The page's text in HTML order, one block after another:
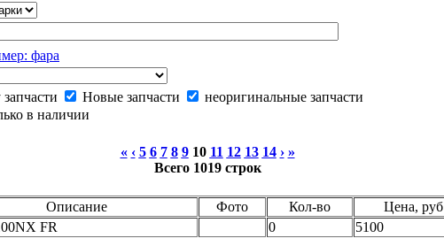
фара
запчасти Новые запчасти
неоригинальные запчасти
в наличии
« ‹ 5 6 7 8 9 10 11 12 13 14 › »
Всего 1019 строк
Описание Фото Кол-во Цена, руб
FR 0 5100